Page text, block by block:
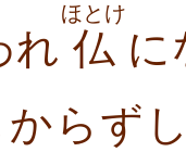
れ 仏
ほとけ
に
らず